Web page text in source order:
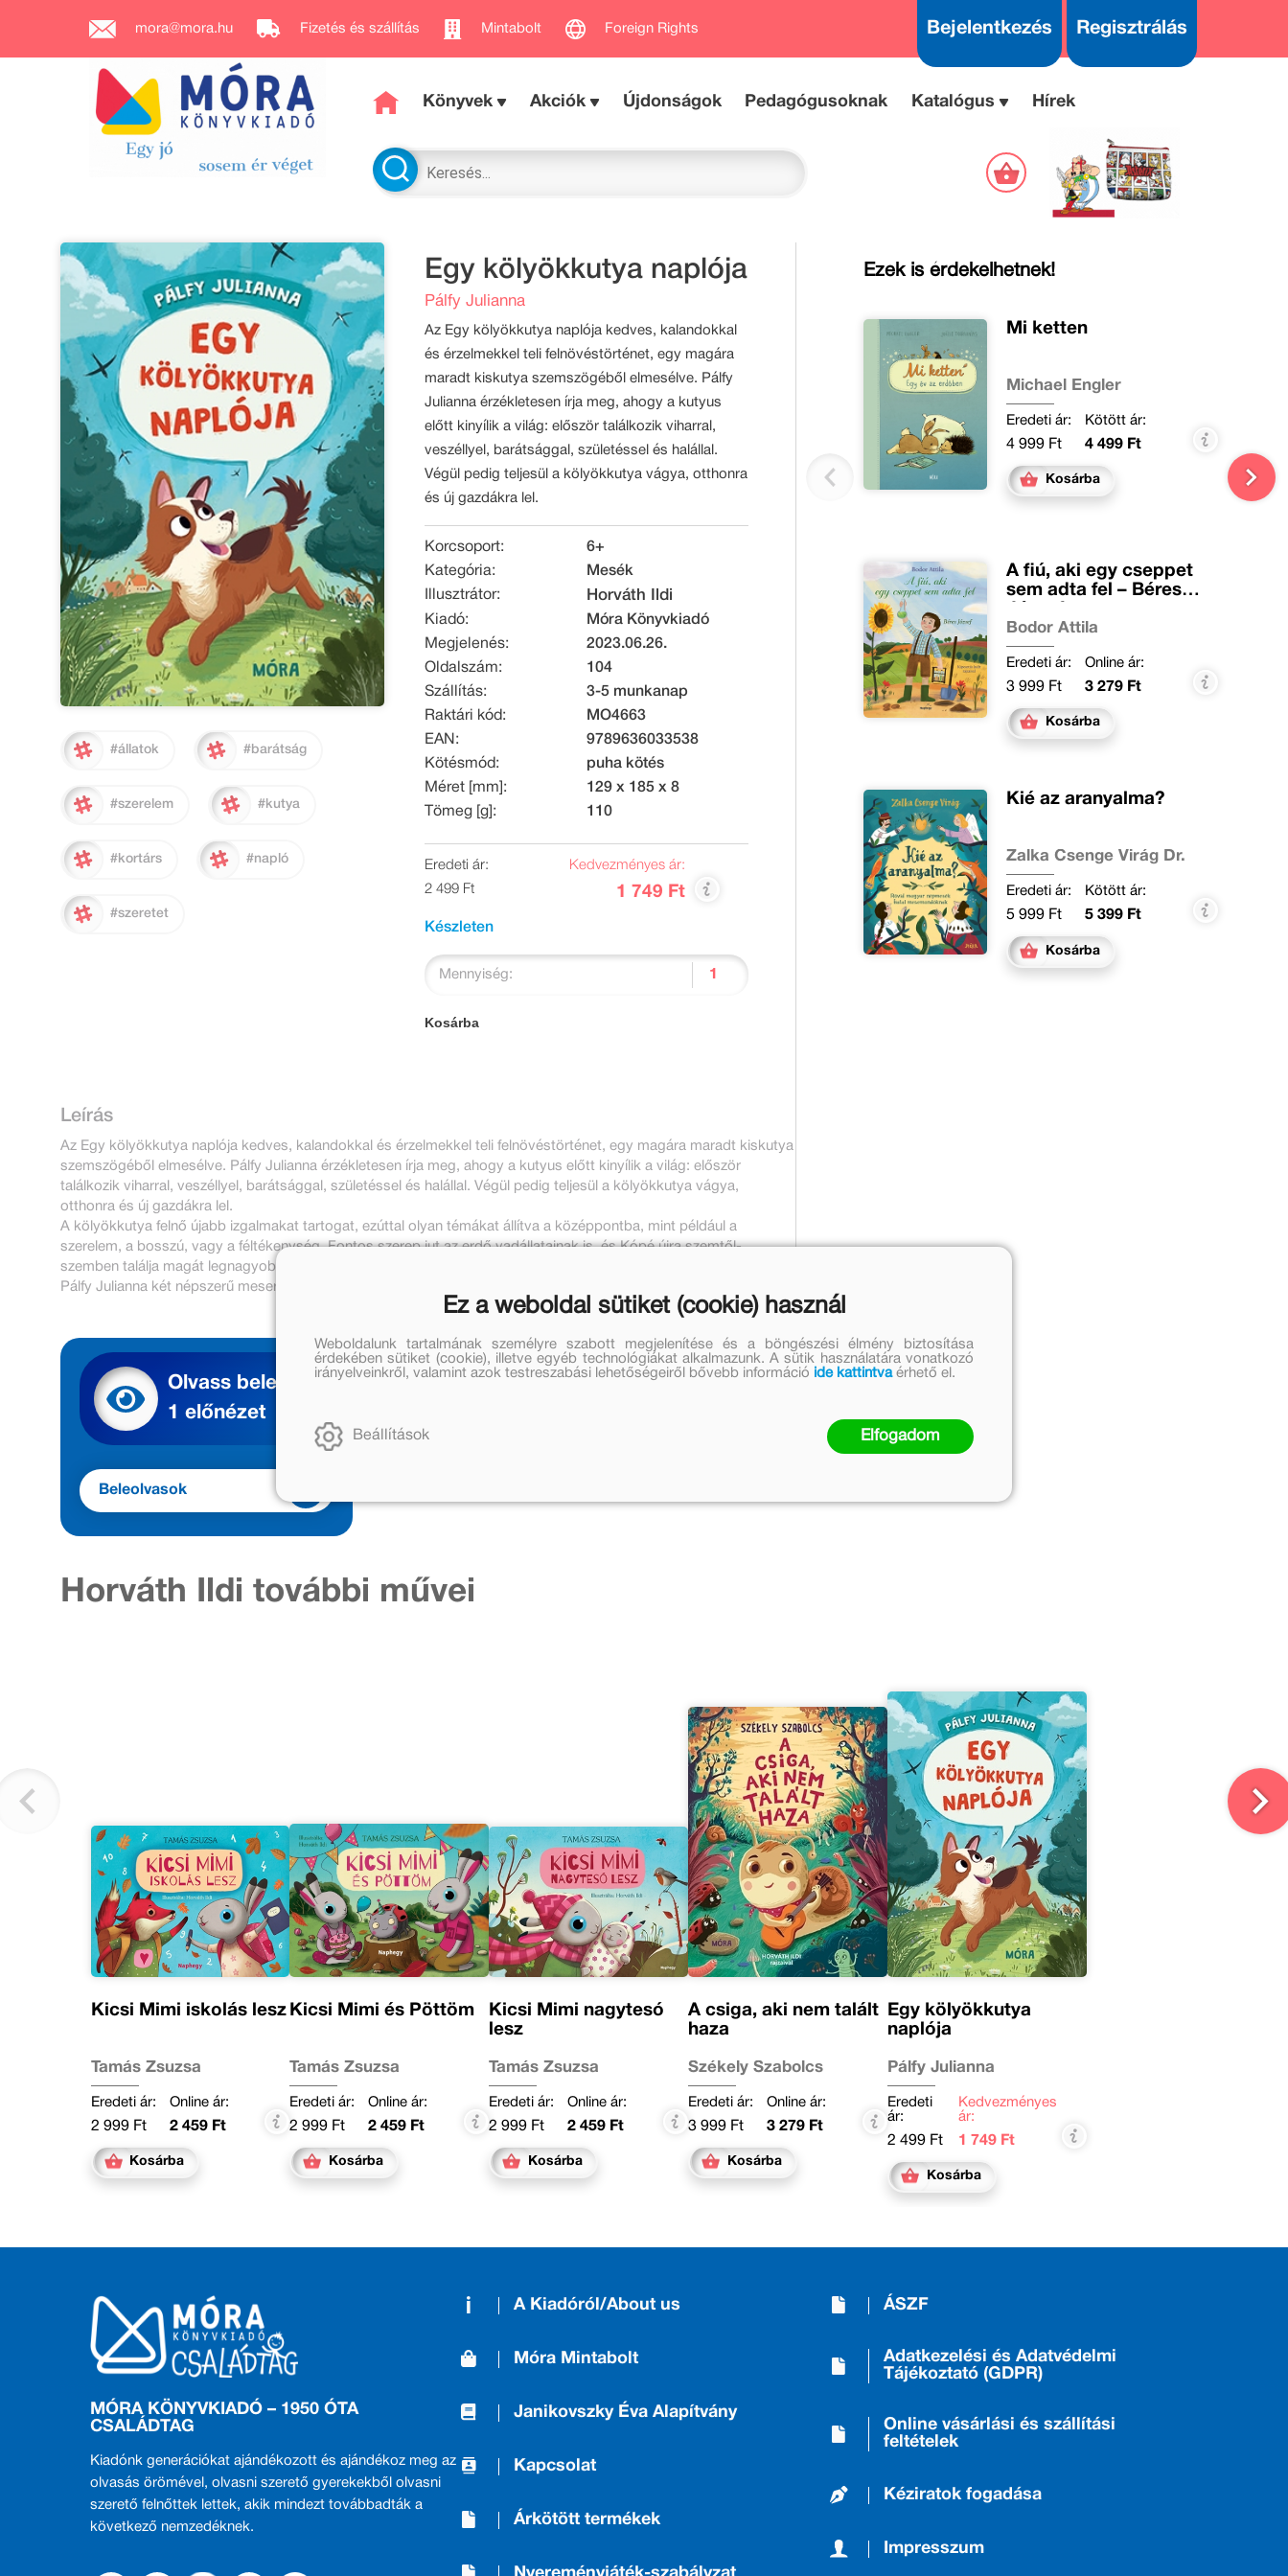
mora@mora.hu Fizetés és szállítás Mintabolt Foreign Rights Bejelentkezés Regisztrálás
Könyvek Akciók Újdonságok Pedagógusoknak Katalógus Hírek
#állatok #barátság
#szerelem #kutya
#kortárs #napló
#szeretet
Egy kölyökkutya naplója
Pálfy Julianna
Az Egy kölyökkutya naplója kedves, kalandokkal
és érzelmekkel teli felnövéstörténet, egy magára
maradt kiskutya szemszögéből elmesélve. Pálfy
Julianna érzékletesen írja meg, ahogy a kutyus
előtt kinyílik a világ: először találkozik viharral,
veszéllyel, barátsággal, születéssel és halállal.
Végül pedig teljesül a kölyökkutya vágya, otthonra
és új gazdákra lel.
Korcsoport:
6+
Kategória:
Mesék
Illusztrátor:
Horváth Ildi
Kiadó:
Móra Könyvkiadó
Megjelenés:
2023.06.26.
Oldalszám:
104
Szállítás:
3-5 munkanap
Raktári kód:
MO4663
EAN:
9789636033538
Kötésmód:
puha kötés
Méret [mm]:
129 x 185 x 8
Tömeg [g]:
110
Eredeti ár:
2 499 Ft
Kedvezményes ár:
1 749 Ft
Készleten
Mennyiség:
Kosárba
Leírás
Az Egy kölyökkutya naplója kedves, kalandokkal és érzelmekkel teli felnövéstörténet, egy magára maradt kiskutya
szemszögéből elmesélve. Pálfy Julianna érzékletesen írja meg, ahogy a kutyus előtt kinyílik a világ: először
találkozik viharral, veszéllyel, barátsággal, születéssel és halállal. Végül pedig teljesül a kölyökkutya vágya,
otthonra és új gazdákra lel.
A kölyökkutya felnő újabb izgalmakat tartogat, ezúttal olyan témákat állítva a középpontba, mint például a
szerelem, a bosszú, vagy a féltékenység. Fontos szerep jut az erdő vadállatainak is, és Kópé újra szemtől-
szemben találja magát legnagyobb ellenségével: a rókával.
Pálfy Julianna két népszerű meseregénye először jelenik meg egy kötetben, Horváth Ildi rajzaival.
Ezek is érdekelhetnek!
Mi ketten
Michael Engler
Eredeti ár:
4 999 Ft
Kötött ár:
4 499 Ft
Kosárba
A fiú, aki egy cseppet
sem adta fel – Béres
Bodor Attila
Eredeti ár:
3 999 Ft
Online ár:
3 279 Ft
Kosárba
Kié az aranyalma?
Zalka Csenge Virág Dr.
Eredeti ár:
5 999 Ft
Kötött ár:
5 399 Ft
Kosárba
Olvass bele
1 előnézet
Beleolvasok
Horváth Ildi további művei
Kicsi Mimi iskolás lesz
Tamás Zsuzsa
Eredeti ár:
2 999 Ft
Online ár:
2 459 Ft
Kosárba
Kicsi Mimi és Pöttöm
Tamás Zsuzsa
Eredeti ár:
2 999 Ft
Online ár:
2 459 Ft
Kosárba
Kicsi Mimi nagytesó
lesz
Tamás Zsuzsa
Eredeti ár:
2 999 Ft
Online ár:
2 459 Ft
Kosárba
A csiga, aki nem talált
haza
Székely Szabolcs
Eredeti ár:
3 999 Ft
Online ár:
3 279 Ft
Kosárba
Egy kölyökkutya
naplója
Pálfy Julianna
Eredeti
ár:
2 499 Ft
Kedvezményes
ár:
1 749 Ft
Kosárba
MÓRA KÖNYVKIADÓ – 1950 ÓTA
CSALÁDTAG
Kiadónk generációkat ajándékozott és ajándékoz meg az
olvasás örömével, olvasni szerető gyerekekből olvasni
szerető felnőttek lettek, akik mindezt továbbadták a
következő nemzedéknek.
A Kiadóról/About us
Móra Mintabolt
Janikovszky Éva Alapítvány
Kapcsolat
Árkötött termékek
ÁSZF
Adatkezelési és Adatvédelmi
Tájékoztató (GDPR)
Online vásárlási és szállítási
feltételek
Kéziratok fogadása
Impresszum
Ez a weboldal sütiket (cookie) használ
Weboldalunk tartalmának személyre szabott megjelenítése és a böngészési élmény biztosítása
érdekében sütiket (cookie), illetve egyéb technológiákat alkalmazunk. A sütik használatára vonatkozó
irányelveinkről, valamint azok testreszabási lehetőségeiről bővebb információ ide kattintvaérhető el.
Beállítások Elfogadom